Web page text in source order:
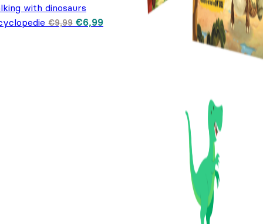
with dinosaurs
€9,99 Oorspronkelijke prijs was: €9,99.
€6,99Huidige prijs is: €6,99.